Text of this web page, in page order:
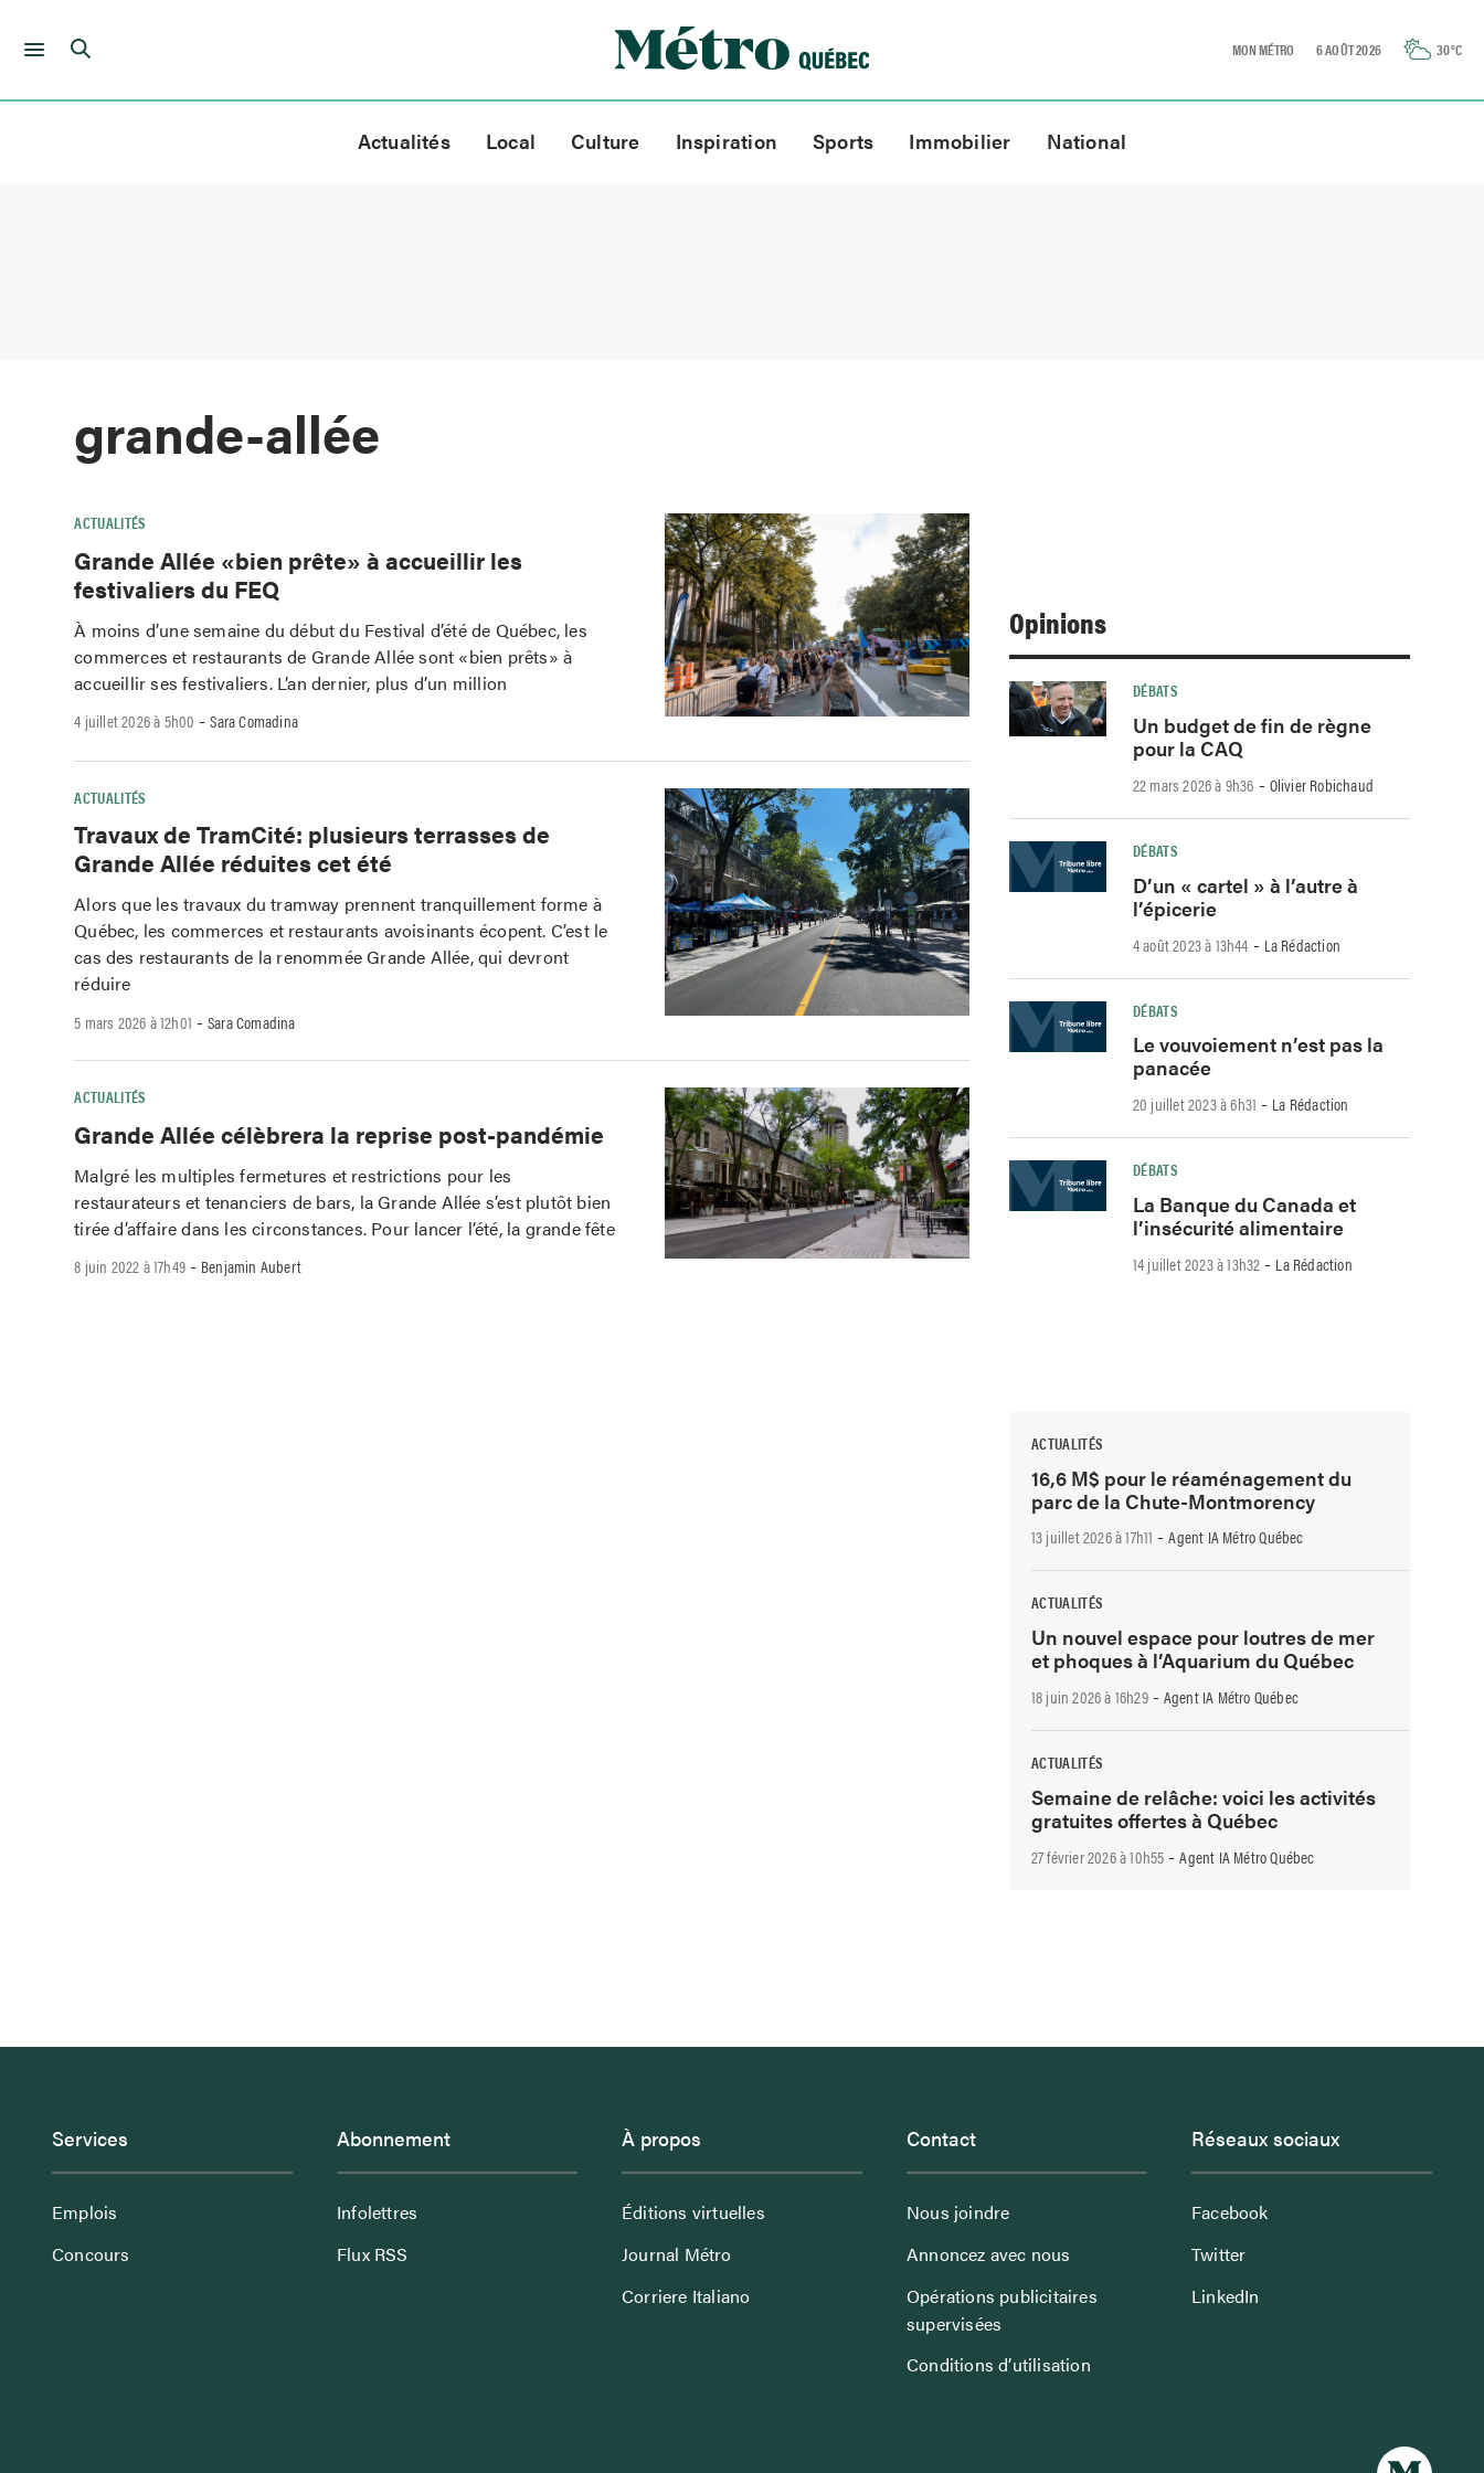
Skip
MON MÉTRO 6 AOÛT 2026 30°C
Actualités Local Culture Inspiration Sports Immobilier National
grande-allée
ACTUALITÉS
Grande Allée «bien prête» à accueillir les
festivaliers du FEQ
À moins d’une semaine du début du Festival d’été de Québec, les
commerces et restaurants de Grande Allée sont «bien prêts» à
accueillir ses festivaliers. L’an dernier, plus d’un million
4 juillet 2026 à 5h00 -Sara Comadina
ACTUALITÉS
Travaux de TramCité: plusieurs terrasses de
Grande Allée réduites cet été
Alors que les travaux du tramway prennent tranquillement forme à
Québec, les commerces et restaurants avoisinants écopent. C’est le
cas des restaurants de la renommée Grande Allée, qui devront
réduire
5 mars 2026 à 12h01 -Sara Comadina
ACTUALITÉS
Grande Allée célèbrera la reprise post-pandémie
Malgré les multiples fermetures et restrictions pour les
restaurateurs et tenanciers de bars, la Grande Allée s’est plutôt bien
tirée d’affaire dans les circonstances. Pour lancer l’été, la grande fête
8 juin 2022 à 17h49 - Benjamin Aubert
Opinions
DÉBATS
Un budget de fin de règne
pour la CAQ
22 mars 2026 à 9h36 -Olivier Robichaud
DÉBATS
D’un « cartel » à l’autre à
l’épicerie
4 août 2023 à 13h44 - La Rédaction
DÉBATS
Le vouvoiement n’est pas la
panacée
20 juillet 2023 à 6h31 - La Rédaction
DÉBATS
La Banque du Canada et
l’insécurité alimentaire
14 juillet 2023 à 13h32 - La Rédaction
ACTUALITÉS
16,6 M$ pour le réaménagement du
parc de la Chute-Montmorency
13 juillet 2026 à 17h11 -Agent IA Métro Québec
ACTUALITÉS
Un nouvel espace pour loutres de mer
et phoques à l’Aquarium du Québec
18 juin 2026 à 16h29-Agent IA Métro Québec
ACTUALITÉS
Semaine de relâche: voici les activités
gratuites offertes à Québec
27 février 2026 à 10h55 -Agent IA Métro Québec
Services
Emplois
Concours
Abonnement
Infolettres
Flux RSS
À propos
Éditions virtuelles
Journal Métro
Corriere Italiano
Contact
Nous joindre
Annoncez avec nous
Opérations publicitaires
supervisées
Conditions d’utilisation
Réseaux sociaux
Facebook
Twitter
LinkedIn